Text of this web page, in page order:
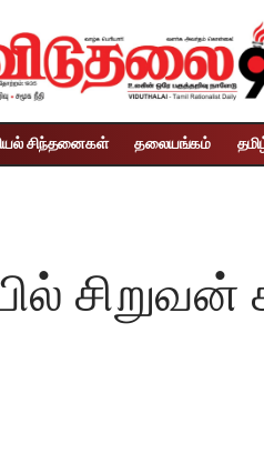
சிந்தனைகள் தலையங்கம்
சிறுவன்